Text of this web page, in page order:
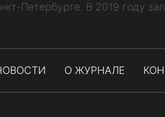
Петербурге. В 2019 году
О ЖУРНАЛЕ